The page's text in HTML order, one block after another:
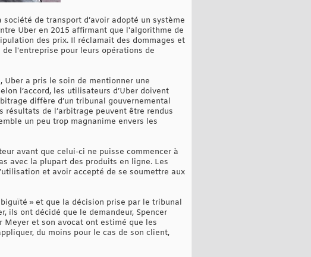
de transport d’avoir adopté un système
Uber en 2015 affirmant que l'algorithme de
des prix. Il réclamait des dommages et
l'entreprise pour leurs opérations de
Uber a pris le soin de mentionner une
l’accord, les utilisateurs d’Uber doivent
diffère d’un tribunal gouvernemental
résultats de l’arbitrage peuvent être rendus
un peu trop magnanime envers les
avant que celui-ci ne puisse commencer à
avec la plupart des produits en ligne. Les
et avoir accepté de se soumettre aux
» et que la décision prise par le tribunal
ils ont décidé que le demandeur, Spencer
Meyer et son avocat ont estimé que les
du moins pour le cas de son client,